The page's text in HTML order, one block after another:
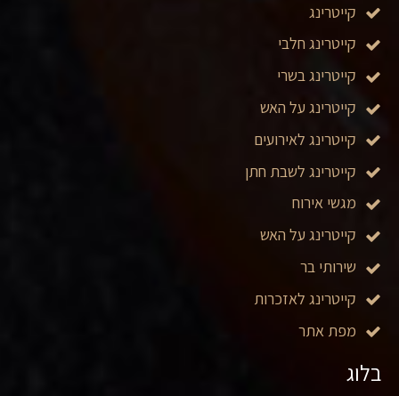
בלוג
קייטרינג
קייטרינג חלבי
קייטרינג בשרי
קייטרינג על האש
קייטרינג לאירועים
קייטרינג לשבת חתן
מגשי אירוח
קייטרינג על האש
שירותי בר
קייטרינג לאזכרות
מפת אתר